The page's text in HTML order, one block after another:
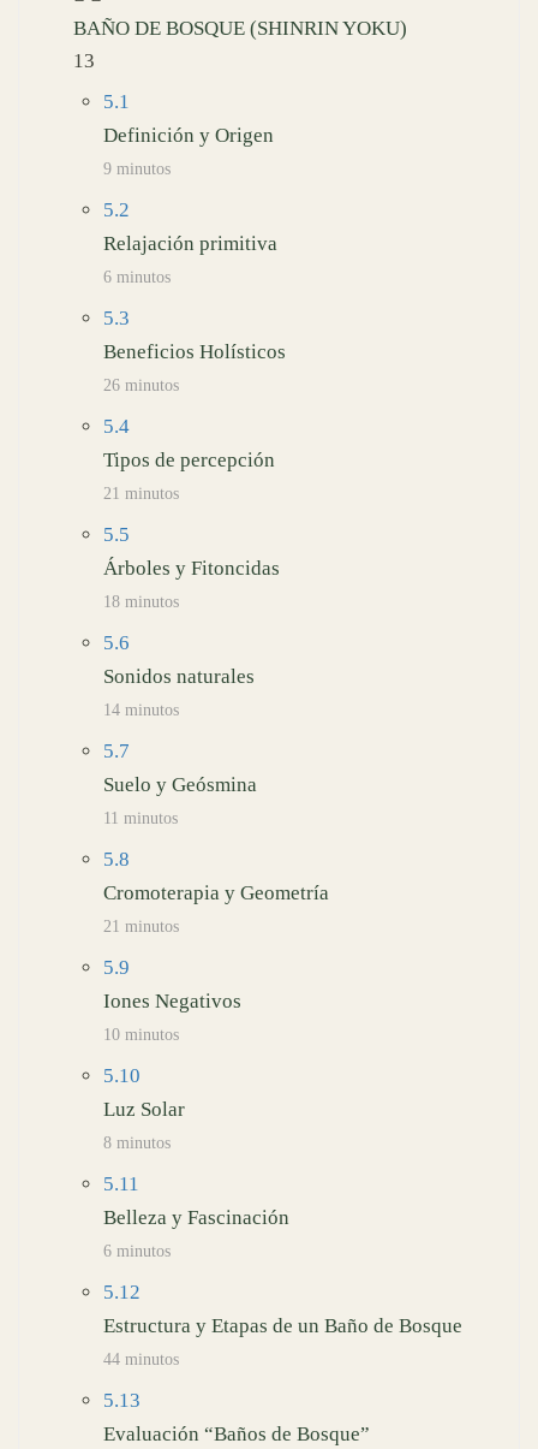
BAÑO DE BOSQUE (SHINRIN YOKU)
13
5.1
Definición y Origen
9 minutos
5.2
Relajación primitiva
6 minutos
5.3
Beneficios Holísticos
26 minutos
5.4
Tipos de percepción
21 minutos
5.5
Árboles y Fitoncidas
18 minutos
5.6
Sonidos naturales
14 minutos
5.7
Suelo y Geósmina
11 minutos
5.8
Cromoterapia y Geometría
21 minutos
5.9
Iones Negativos
10 minutos
5.10
Luz Solar
8 minutos
5.11
Belleza y Fascinación
6 minutos
5.12
Estructura y Etapas de un Baño de Bosque
44 minutos
5.13
Evaluación “Baños de Bosque”